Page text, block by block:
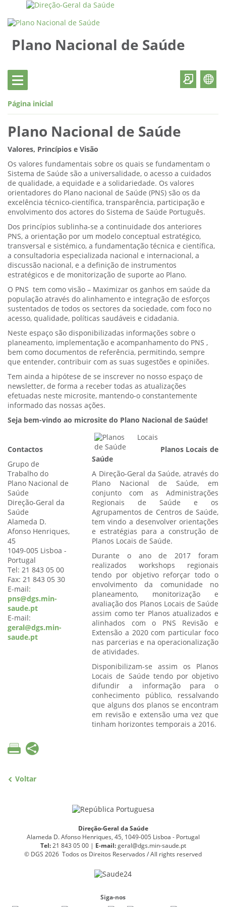
Plano Nacional de Saúde
Página inicial
Plano Nacional de Saúde
Valores, Princípios e Visão
Os valores fundamentais sobre os quais se fundamentam o
Sistema de Saúde são a universalidade, o acesso a cuidados
de qualidade, a equidade e a solidariedade. Os valores
orientadores do Plano nacional de Saúde (PNS) são os da
excelência técnico-científica, transparência, participação e
envolvimento dos actores do Sistema de Saúde Português.
Dos princípios sublinha-se a continuidade dos anteriores
PNS, a orientação por um modelo conceptual estratégico,
transversal e sistémico, a fundamentação técnica e científica,
a consultadoria especializada nacional e internacional, a
discussão nacional, e a definição de instrumentos
estratégicos e de monitorização de suporte ao Plano.
O PNS tem como visão – Maximizar os ganhos em saúde da
população através do alinhamento e integração de esforços
sustentados de todos os sectores da sociedade, com foco no
acesso, qualidade, políticas saudáveis e cidadania.
Neste espaço são disponibilizadas informações sobre o
planeamento, implementação e acompanhamento do PNS ,
bem como documentos de referência, permitindo, sempre
que entender, contribuir com as suas sugestões e opiniões.
Tem ainda a hipótese de se inscrever no nosso espaço de
newsletter, de forma a receber todas as atualizações
efetuadas neste microsite, mantendo-o constantemente
informado das nossas ações.
Seja bem-vindo ao microsite do Plano Nacional de Saúde!
Contactos
Grupo de
Trabalho do
Plano Nacional de
Saúde
Direção-Geral da
Saúde
Alameda D.
Afonso Henriques,
45
1049-005 Lisboa -
Portugal
Tel: 21 843 05 00
Fax: 21 843 05 30
E-mail:
pns@dgs.min-
saude.pt
E-mail:
geral@dgs.min-
saude.pt
Planos Locais de
Saúde
A Direção-Geral da Saúde, através do
Plano Nacional de Saúde, em
conjunto com as Administrações
Regionais de Saúde e os
Agrupamentos de Centros de Saúde,
tem vindo a desenvolver orientações
e estratégias para a construção de
Planos Locais de Saúde.
Durante o ano de 2017 foram
realizados workshops regionais
tendo por objetivo reforçar todo o
envolvimento da comunidade no
planeamento, monitorização e
avaliação dos Planos Locais de Saúde
assim como ter Planos atualizados e
alinhados com o PNS Revisão e
Extensão a 2020 com particular foco
nas parcerias e na operacionalização
de atividades.
Disponibilizam-se assim os Planos
Locais de Saúde tendo por objetivo
difundir a informação para o
conhecimento público, ressalvando
que alguns dos planos se encontram
em revisão e extensão uma vez que
tinham horizontes temporais a 2016.
Voltar
Direção-Geral da Saúde
Alameda D. Afonso Henriques, 45, 1049-005 Lisboa - Portugal
Tel:21 843 05 00 | E-mail: geral@dgs.min-saude.pt
© DGS 2026 Todos os Direitos Reservados / All rights reserved
Siga-nos